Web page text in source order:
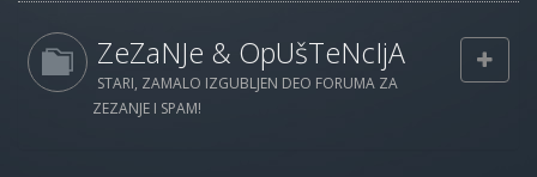
ZeZaNJe & OpUšTeNcIjA
STARI, ZAMALO IZGUBLJEN DEO FORUMA ZA
ZEZANJE I SPAM!